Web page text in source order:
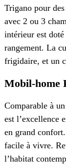
Trigano pour
avec 2 ou 3
intérieur est doté
rangement. La
frigidaire, et un
Mobil-home
Comparable à
est l’excellence
en grand
facile à vivre.
l’habitat